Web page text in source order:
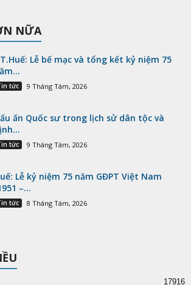
NỮA
Lễ bế mạc và tổng kết kỷ niệm 75
tức 9 Tháng Tám, 2026
ấn Quốc sư trong lịch sử dân tộc và
tức 9 Tháng Tám, 2026
Lễ kỷ niệm 75 năm GĐPT Việt Nam
–...
tức 8 Tháng Tám, 2026
17916